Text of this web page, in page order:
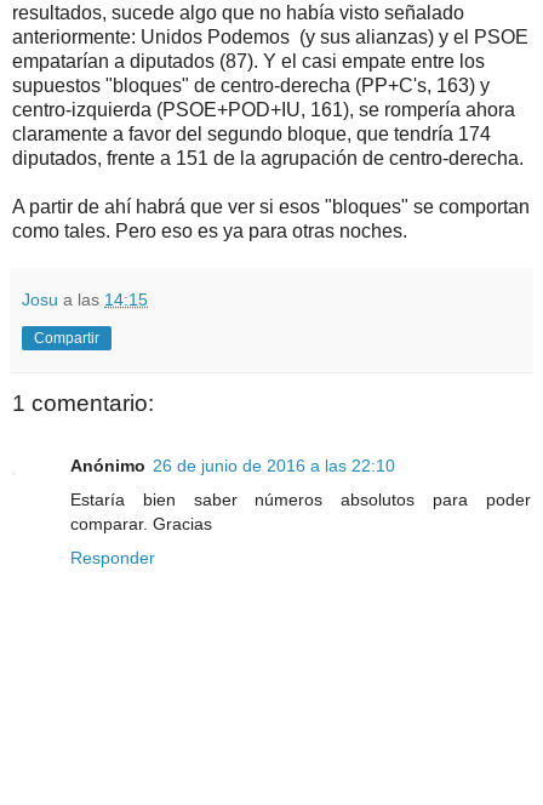
resultados, sucede algo que no había visto señalado
anteriormente: Unidos Podemos (y sus alianzas) y el PSOE
empatarían a diputados (87). Y el casi empate entre los
supuestos "bloques" de centro-derecha (PP+C's, 163) y
centro-izquierda (PSOE+POD+IU, 161), se rompería ahora
claramente a favor del segundo bloque, que tendría 174
diputados, frente a 151 de la agrupación de centro-derecha.
A partir de ahí habrá que ver si esos "bloques" se comportan
como tales. Pero eso es ya para otras noches.
Josu a las 14:15
Compartir
1 comentario:
Anónimo 26 de junio de 2016 a las 22:10
Estaría bien saber números absolutos para poder
comparar. Gracias
Responder